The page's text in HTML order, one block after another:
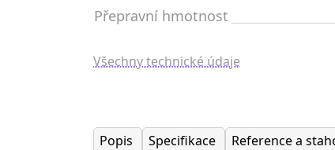
Přepravní hmotnost
Všechny technické údaje
Popis Specifikace Reference a